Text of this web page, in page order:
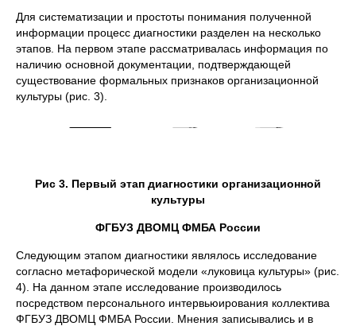
Для систематизации и простоты понимания полученной
информации процесс диагностики разделен на несколько
этапов. На первом этапе рассматривалась информация по
наличию основной документации, подтверждающей
существование формальных признаков организационной
культуры (рис. 3).
Рис 3. Первый этап диагностики организационной
культуры
ФГБУЗ ДВОМЦ ФМБА России
Следующим этапом диагностики являлось исследование
согласно метафорической модели «луковица культуры» (рис.
4). На данном этапе исследование производилось
посредством персонального интервьюирования коллектива
ФГБУЗ ДВОМЦ ФМБА России. Мнения записывались и в